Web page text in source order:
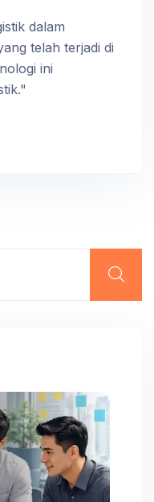
dalam
telah terjadi di
ini